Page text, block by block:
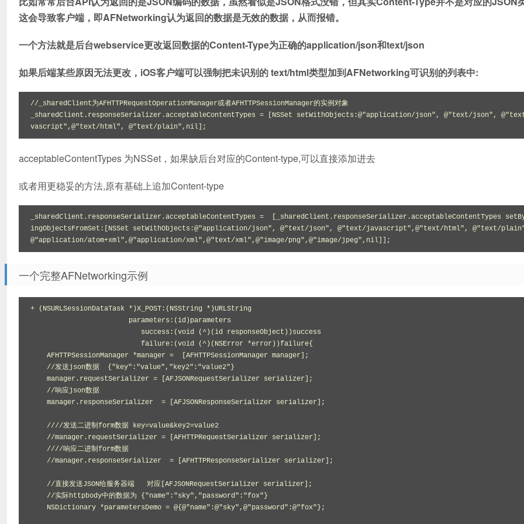
这会导致客户端，即AFNetworking认为返回的数据是无效的数据，从而报错。
一个方法就是后台webservice更改返回数据的Content-Type为正确的application/json和text/json
如果后端某些原因无法更改，iOS客户端可以强制把未识别的 text/html类型加到AFNetworking可识别的列表中:
//_sharedClient为AFHTTPRequestOperationManager或者AFHTTPSessionManager的实例对象
_sharedClient.responseSerializer.acceptableContentTypes = [NSSet setWithObjects:@"application/json", @"text/json",
vascript",@"text/html", @"text/plain",nil];
acceptableContentTypes 为NSSet，如果缺后台对应的Content-type,可以直接添加进去
或者用更稳妥的方法,原有基础上追加Content-type
_sharedClient.responseSerializer.acceptableContentTypes =  [_sharedClient.responseSerializer.acceptableContentTypes
ingObjectsFromSet:[NSSet setWithObjects:@"application/json", @"text/json", @"text/javascript",@"text/html", @"text/
一个完整AFNetworking示例
+ (NSURLSessionDataTask *)X_POST:(NSString *)URLString